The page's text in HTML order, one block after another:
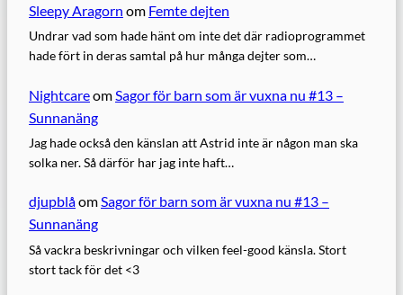
Sleepy Aragorn om Femte dejten
Undrar vad som hade hänt om inte det där radioprogrammet
hade fört in deras samtal på hur många dejter som…
Nightcareom Sagor för barn som är vuxna nu #13 –
Sunnanäng
Jag hade också den känslan att Astrid inte är någon man ska
solka ner. Så därför har jag inte haft…
djupblåomSagor för barn som är vuxna nu #13 –
Sunnanäng
Så vackra beskrivningar och vilken feel-good känsla. Stort
stort tack för det <3